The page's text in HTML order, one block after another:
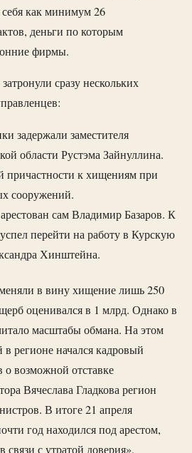
как минимум 26
деньги по которым
фирмы.
сразу нескольких
задержали заместителя
области Рустэма Зайнуллина.
причастности к хищениям при
сооружений.
сам Владимир Базаров. К
перейти на работу в Курскую
Хинштейна.
в вину хищение лишь 250
оценивался в 1 млрд. Однако в
масштабы обмана. На этом
регионе начался кадровый
возможной отставке
Вячеслава Гладкова регион
В итоге 21 апреля
год находился под арестом,
с утратой доверия».